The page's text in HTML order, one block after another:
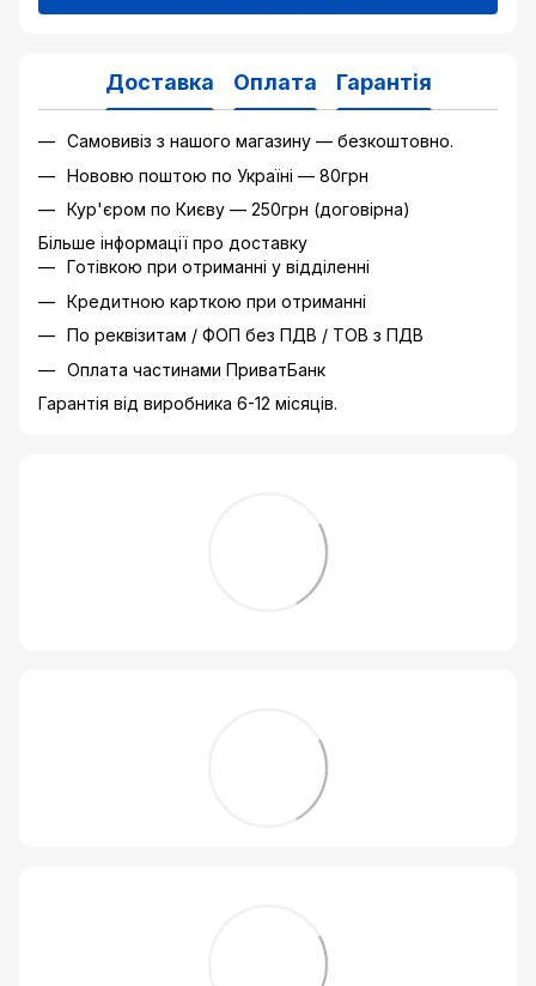
Доставка Оплата Гарантія
Самовивіз з нашого магазину — безкоштовно.
Нововю поштою по Україні — 80грн
Кур'єром по Києву — 250грн (договірна)
Більше інформації про доставку
Готівкою при отриманні у відділенні
Кредитною карткою при отриманні
По реквізитам / ФОП без ПДВ / ТОВ з ПДВ
Оплата частинами ПриватБанк
Гарантія від виробника 6-12 місяців.